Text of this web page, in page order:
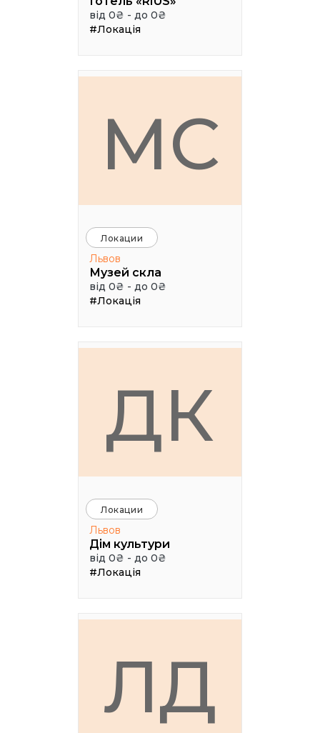
від 0₴ - до 0₴
#Локація
МС
Локации
Львов
Музей скла
від 0₴ - до 0₴
#Локація
ДК
Локации
Львов
Дім культури
від 0₴ - до 0₴
#Локація
ЛД